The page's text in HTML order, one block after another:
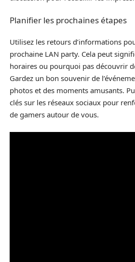
Planifier les prochaines étapes
Utilisez les retours d’informations
prochaine LAN party. Cela peut
horaires ou pourquoi pas découvrir
Gardez un bon souvenir de
photos et des moments amusants.
clés sur les réseaux sociaux pour
de gamers autour de vous.